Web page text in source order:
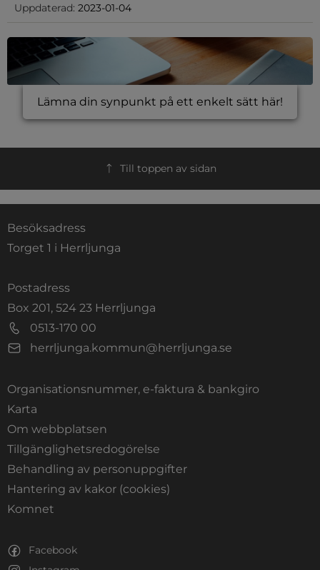
Uppdaterad: 2023-01-04
Lämna din synpunkt på ett enkelt sätt här!
Till toppen av sidan
Besöksadress
Torget 1 i Herrljunga
Postadress
Box 201, 524 23 Herrljunga
0513-170 00
herrljunga.kommun@herrljunga.se
Organisationsnummer, e-faktura & bankgiro
Karta
Om webbplatsen
Tillgänglighetsredogörelse
Behandling av personuppgifter
Hantering av kakor (cookies)
Komnet
Facebook